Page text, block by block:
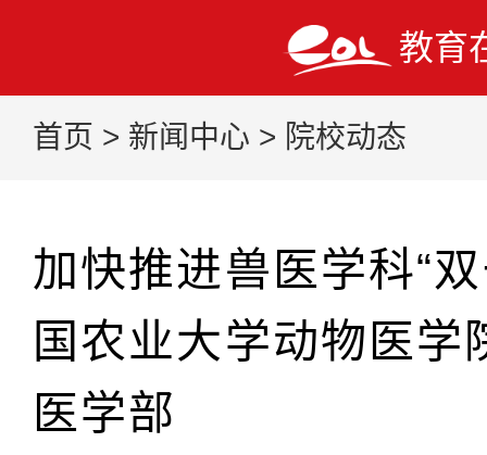
教育
首页 > 新闻中心 > 院校动态
加快推进兽医学科“
国农业大学动物医学
医学部